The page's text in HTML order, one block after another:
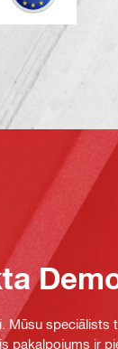
speciālists
pakalpojums ir